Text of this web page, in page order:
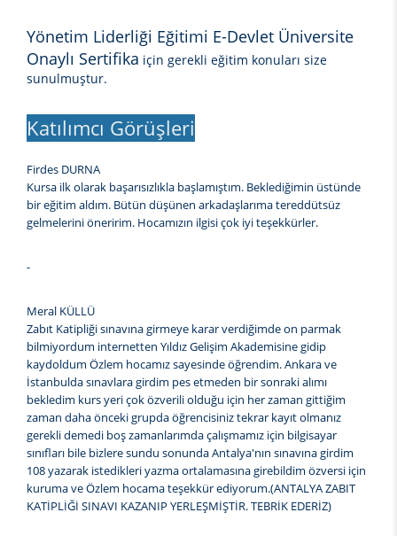
Yönetim Liderliği Eğitimi E-Devlet Üniversite
Onaylı Sertifika için gerekli eğitim konuları size
sunulmuştur.
Katılımcı Görüşleri
Firdes DURNA
Kursa ilk olarak başarısızlıkla başlamıştım. Beklediğimin üstünde
bir eğitim aldım. Bütün düşünen arkadaşlarıma tereddütsüz
gelmelerini öneririm. Hocamızın ilgisi çok iyi teşekkürler.
-
Meral KÜLLÜ
Zabıt Katipliği sınavına girmeye karar verdiğimde on parmak
bilmiyordum internetten Yıldız Gelişim Akademisine gidip
kaydoldum Özlem hocamız sayesinde öğrendim. Ankara ve
İstanbulda sınavlara girdim pes etmeden bir sonraki alımı
bekledim kurs yeri çok özverili olduğu için her zaman gittiğim
zaman daha önceki grupda öğrencisiniz tekrar kayıt olmanız
gerekli demedi boş zamanlarımda çalışmamız için bilgisayar
sınıfları bile bizlere sundu sonunda Antalya'nın sınavına girdim
108 yazarak istedikleri yazma ortalamasına girebildim özversi için
kuruma ve Özlem hocama teşekkür ediyorum.(ANTALYA ZABIT
KATİPLİĞİ SINAVI KAZANIP YERLEŞMİŞTİR. TEBRİK EDERİZ)